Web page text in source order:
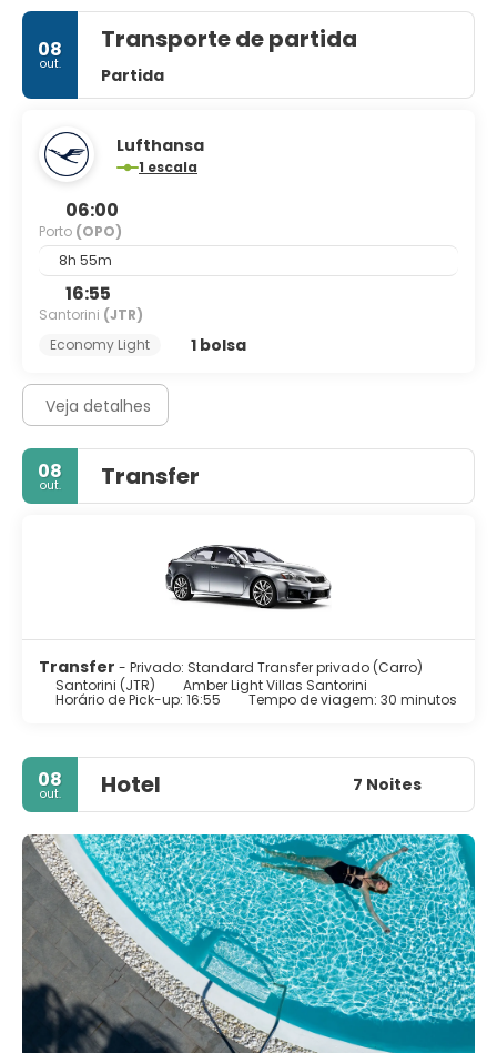
08
out.
Transporte de partida
Partida
Lufthansa
1 escala
06:00
Porto (OPO)
8h 55m
16:55
Santorini (JTR)
Economy Light
1 bolsa
Veja detalhes
08
out. Transfer
Transfer - Privado: Standard Transfer privado (Carro)
Santorini (JTR)
Amber Light Villas Santorini
Horário de Pick-up: 16:55 Tempo de viagem: 30 minutos
08
out. Hotel 7 Noites